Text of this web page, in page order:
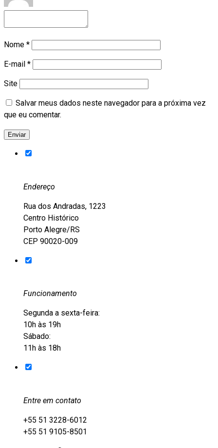
Nome *
E-mail *
Site
Salvar meus dados neste navegador para a próxima vez
que eu comentar.
Endereço
Rua dos Andradas, 1223
Centro Histórico
Porto Alegre/RS
CEP 90020-009
Funcionamento
Segunda a sexta-feira:
10h às 19h
Sábado:
11h às 18h
Entre em contato
+55 51 3228-6012
+55 51 9105-8501